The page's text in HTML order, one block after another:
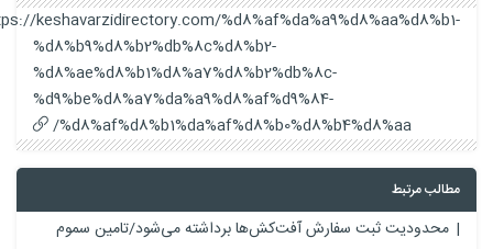
https://keshavarzidirectory.com/%d8%af%da%a9%d8%aa%d8%b1-
%d8%b9%d8%b2%db%8c%d8%b2-
%d8%ae%d8%b1%d8%a7%d8%b2%db%8c-
%d9%be%d8%a7%da%a9%d8%af%d9%84-
%d8%af%d8%b1%da%af%d8%b0%d8%b4%d8%aa/
مطالب مرتبط
محدودیت ثبت سفارش آفت‌کش‌ها برداشته می‌شود/تامین سموم